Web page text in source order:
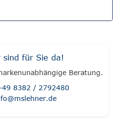
sind für Sie da!
Beratung.
8382 / 2792480